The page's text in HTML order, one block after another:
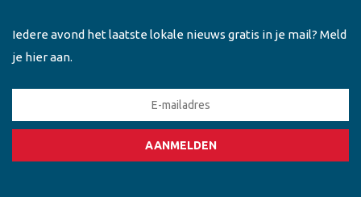
Iedere avond het laatste lokale nieuws gratis in je mail? Meld
je hier aan.